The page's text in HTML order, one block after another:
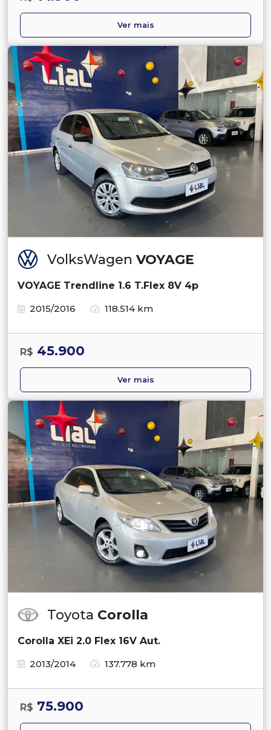
Ver mais
VolksWagen VOYAGE
VOYAGE Trendline 1.6 T.Flex 8V 4p
2015/2016
118.514 km
R$ 45.900
Ver mais
Toyota Corolla
Corolla XEi 2.0 Flex 16V Aut.
2013/2014
137.778 km
R$ 75.900